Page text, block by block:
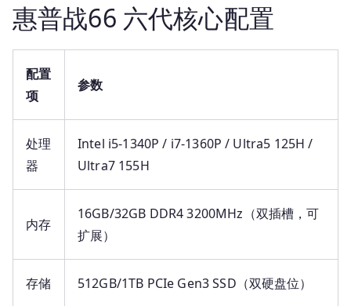
样？
商
办
公
首
测
惠普战66 六代核心配置
配置
项
参数
处理
器
Intel i5-1340P / i7-1360P / Ultra5 125H /
Ultra7 155H
内存
16GB/32GB DDR4 3200MHz（双插槽，可
扩展）
存储 512GB/1TB PCIe Gen3 SSD（双硬盘位）